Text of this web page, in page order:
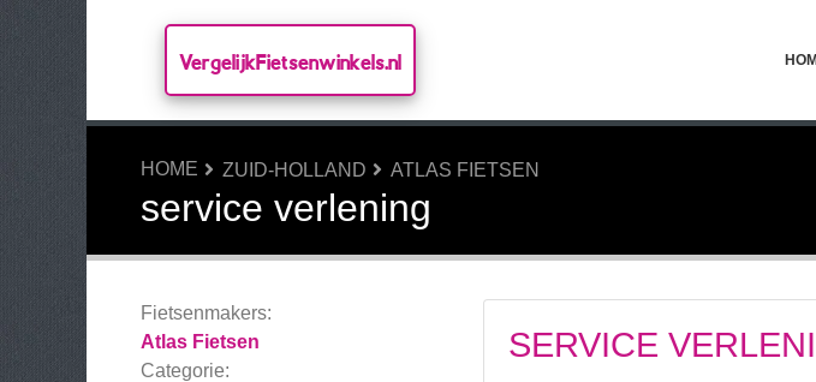
VergelijkFietsenwinkels.nl
HOME ZUID-HOLLAND ATLAS FIETSEN
service verlening
Fietsenmakers:
Atlas Fietsen
Categorie:
SERVICE